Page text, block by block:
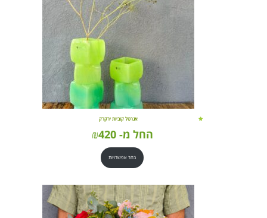
אגרטל קוביות ירקרק
החל מ- ₪420
בחר אפשרויות